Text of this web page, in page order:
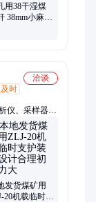
用38干湿煤
38mm小麻花
洽谈
时
仪、采样器、
锌电缆挂钩、
条、岩心切割
力计、矿浆取
螺栓扳手、工
发货煤矿用
20机载临时支